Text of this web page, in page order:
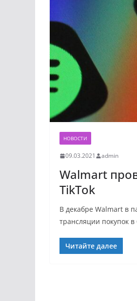
НОВОСТИ
09.03.2021 admin
Walmart
TikTok
В декабре Walmart в
трансляции покупок
Читайте далее